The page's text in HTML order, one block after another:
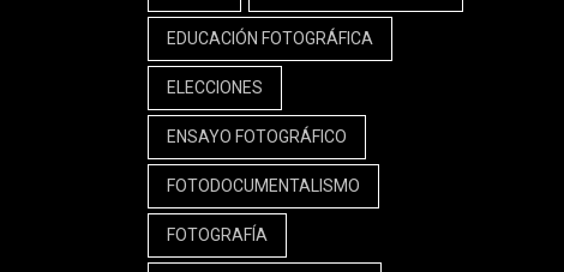
EDUCACIÓN FOTOGRÁFICA
ELECCIONES
ENSAYO FOTOGRÁFICO
FOTODOCUMENTALISMO
FOTOGRAFÍA